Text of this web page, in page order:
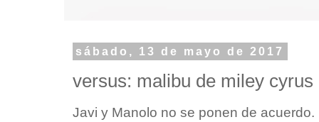
sábado, 13 de mayo de 2017
versus: malibu de miley cyrus
Javi y Manolo no se ponen de